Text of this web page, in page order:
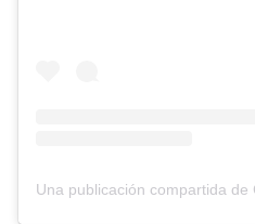
Una publicación compartida